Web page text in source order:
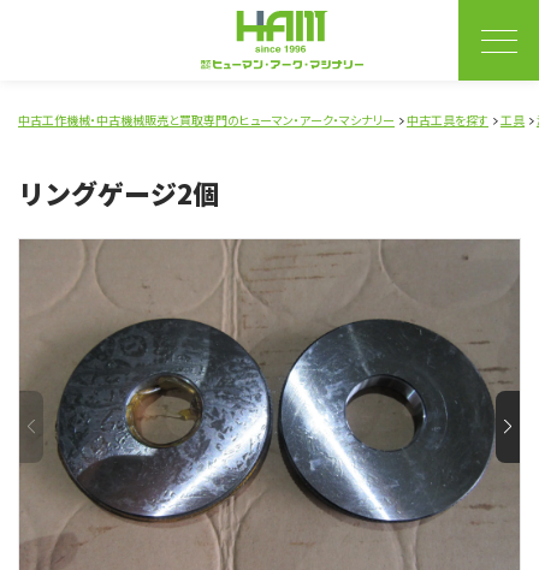
中古工作機械・中古機械販売と買取専門のヒューマン・アーク・マシナリー 中古工具を探す 工具
リングゲージ2個